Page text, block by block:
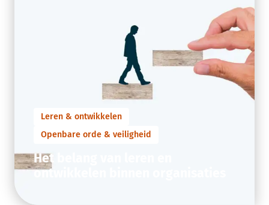
Leren & ontwikkelen
Openbare orde & veiligheid
Het belang van leren en
ontwikkelen binnen organisaties